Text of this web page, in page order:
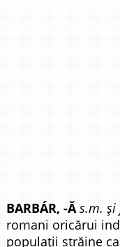
BARBÁR, -Ă s.m. și
romani oricărui
populații străine